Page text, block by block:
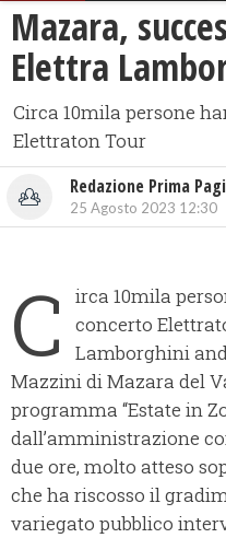
Mazara,
Elettra
​Circa 10mila persone
Elettraton Tour
Redazione Prima
25 Agosto 2023 12:30
C
irca 10mila
concerto
Lamborghini
Mazzini di Mazara del
programma “Estate in
dall’amministrazione
due ore, molto atteso
che ha riscosso il
variegato pubblico